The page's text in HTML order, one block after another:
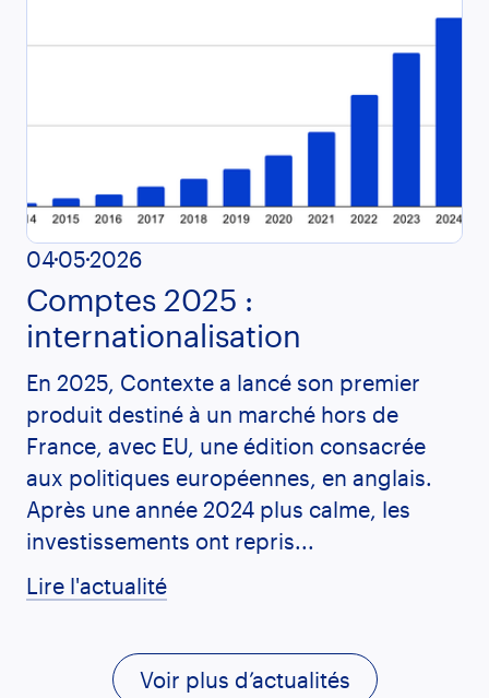
0405 2026
Comptes 2025 :
internationalisation
En 2025, Contexte a lancé son premier
produit destiné à un marché hors de
France, avec EU, une édition consacrée
aux politiques européennes, en anglais.
Après une année 2024 plus calme, les
investissements ont repris...
Lire l'actualité
Voir plus d’actualités